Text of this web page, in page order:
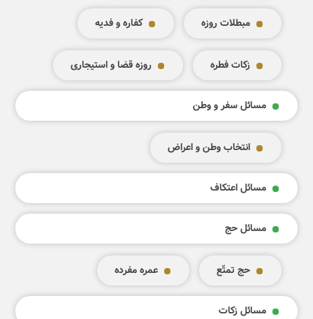
مبطلات روزه کفاره و فدیه
زکات فطره روزه قضا و استیجاری
مسائل سفر و وطن
انتخاب وطن و اعراض
مسائل اعتکاف
مسائل حج
حج تمتّع عمره مفرده
مسائل زکات